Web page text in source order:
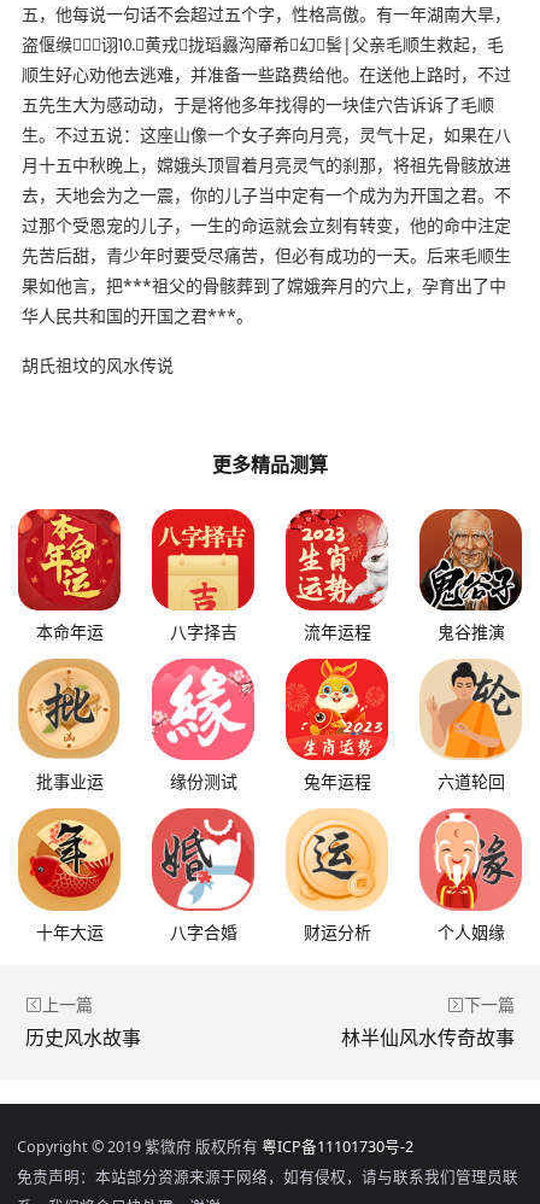
五，他每说一句话不会超过五个字，性格高傲。有一年湖南大旱，
盗偃缑诩⒑黄戎拢瑫灥沟厣希幻髺|父亲毛顺生救起，毛
顺生好心劝他去逃难，并准备一些路费给他。在送他上路时，不过
五先生大为感动动，于是将他多年找得的一块佳穴告诉诉了毛顺
生。不过五说：这座山像一个女子奔向月亮，灵气十足，如果在八
月十五中秋晚上，嫦娥头顶冒着月亮灵气的刹那，将祖先骨骸放进
去，天地会为之一震，你的儿子当中定有一个成为为开国之君。不
过那个受恩宠的儿子，一生的命运就会立刻有转变，他的命中注定
先苦后甜，青少年时要受尽痛苦，但必有成功的一天。后来毛顺生
果如他言，把***祖父的骨骸葬到了嫦娥奔月的穴上，孕育出了中
华人民共和国的开国之君***。
胡氏祖坟的风水传说
更多精品测算
本命年运 八字择吉 流年运程 鬼谷推演
批事业运 缘份测试 兔年运程 六道轮回
十年大运 八字合婚 财运分析 个人姻缘
上一篇
历史风水故事
下一篇
林半仙风水传奇故事
Copyright © 2019 紫微府 版权所有 粤ICP备11101730号-2
免责声明：本站部分资源来源于网络，如有侵权，请与联系我们管理员联